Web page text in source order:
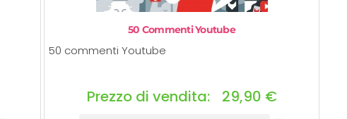
50 Commenti Youtube
50 commenti Youtube
Prezzo di vendita: 29,90 €